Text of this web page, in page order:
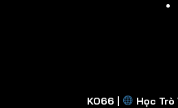
KO66 | Học Trò